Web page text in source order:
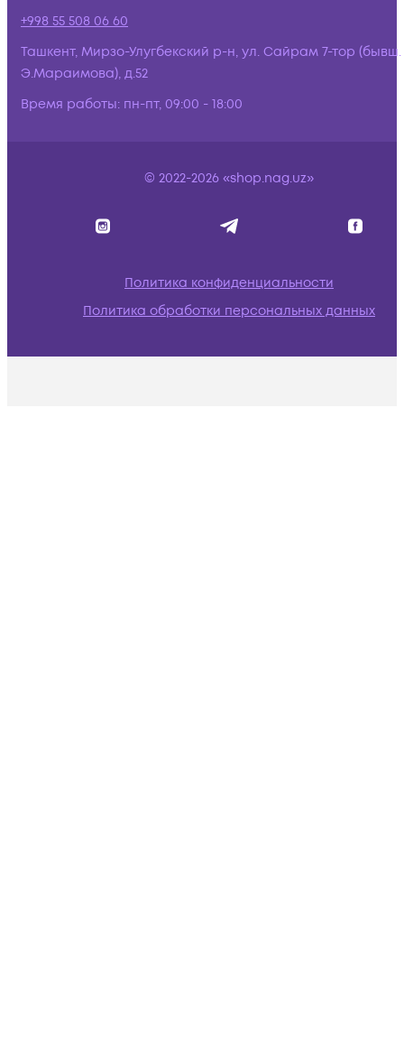
+998 55 508 06 60
Ташкент, Мирзо-Улугбекский р-н, ул. Сайрам 7-тор (бывш.
Э.Мараимова), д.52
Время работы: пн-пт, 09:00 - 18:00
© 2022-2026 «shop.nag.uz»
Политика конфиденциальности
Политика обработки персональных данных